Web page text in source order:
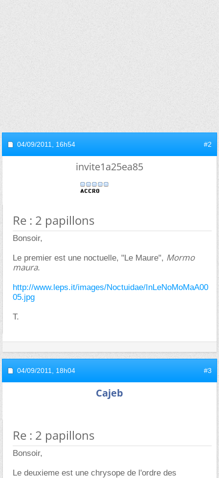
04/09/2011, 16h54 #2
invite1a25ea85
Re : 2 papillons
Bonsoir,
Le premier est une noctuelle, "Le Maure", Mormo
maura.
http://www.leps.it/images/Noctuidae/InLeNoMoMaA00
05.jpg
T.
04/09/2011, 18h04 #3
Cajeb
Re : 2 papillons
Bonsoir,
Le deuxieme est une chrysope de l'ordre des